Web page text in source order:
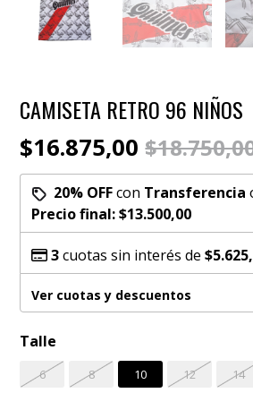
CAMISETA RETRO 96 NIÑOS
$16.875,00
20% OFFcon Transferencia
Precio final:$13.500,00
3cuotas sin interés de
Ver cuotas y descuentos
Talle
6 8 10 12 14